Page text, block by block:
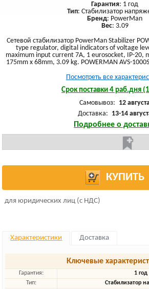
Гарантия: 1 год
Тип: Стабилизатор
Бренд: PowerMan
Вес: 3.09
Сетевой стабилизатор PowerMan Stabilizer
type regulator, digital indicators of voltage
maximum input current 7A, 1 eurosocket, IP-20,
175mm x 68mm, 3.09 kg. POWERMAN AVS-
Посмотреть все
Срок поставки 4 раб.дня
Самовывоз: 12
Доставка: 13-14
Подробнее о
КУПИТЬ
для юридических лиц (с НДС)
Характеристики Доставка
Ключевые
Гарантия:
1 год
Тип:
Стабилизатор